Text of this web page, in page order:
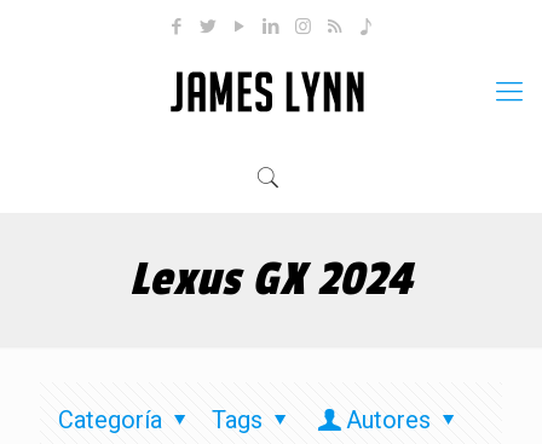
Lexus GX 2024
Categoría Tags
Autores